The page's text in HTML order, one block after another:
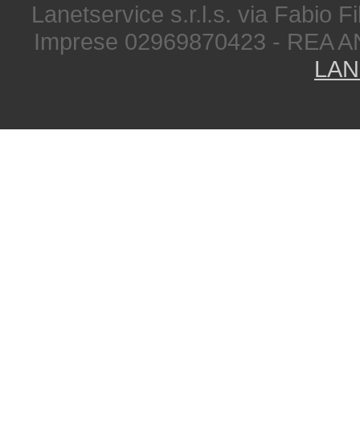
Lanetservice s.r.l.s. via Fabio
Imprese 02969870423 - REA